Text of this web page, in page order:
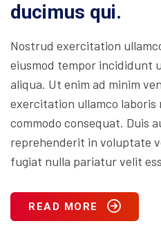
ducimus qui.
Nostrud exercitation
eiusmod tempor incididunt
aliqua. Ut enim ad minim
exercitation ullamco laboris
commodo consequat. Duis
reprehenderit in voluptate
fugiat nulla pariatur velit
READ MORE